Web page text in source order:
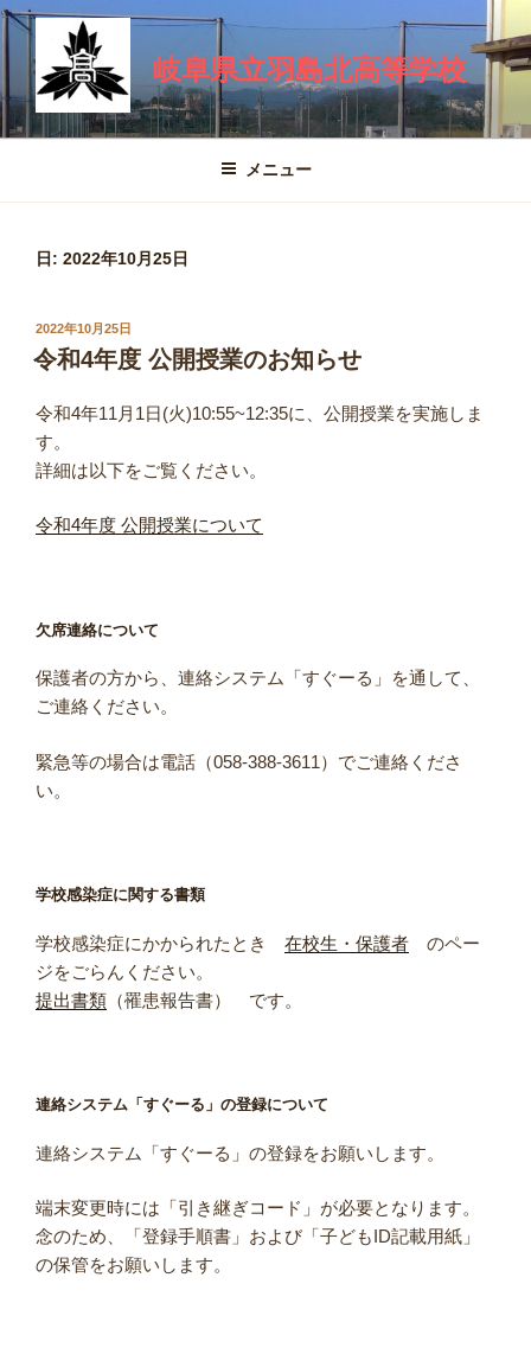
コ
ン
ン
ツ
岐阜県立羽島北高等学校
メニュー
日: 2022年10月25日
投
稿
日:
2022年10月25日
令和4年度 公開授業のお知らせ
令和4年11月1日(火)10:55~12:35に、公開授業を実施しま
す。
詳細は以下をご覧ください。
令和4年度 公開授業について
欠席連絡について
保護者の方から、連絡システム「すぐーる」を通して、
ご連絡ください。
緊急等の場合は電話（058-388-3611）でご連絡くださ
い。
学校感染症に関する書類
学校感染症にかかられたとき 在校生・保護者 のペー
ジをごらんください。
提出書類 （罹患報告書） です。
連絡システム「すぐーる」の登録について
連絡システム「すぐーる」の登録をお願いします。
端末変更時には「引き継ぎコード」が必要となります。
念のため、「登録手順書」および「子どもID記載用紙」
の保管をお願いします。